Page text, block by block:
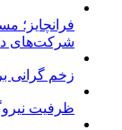
فرانچایز؛
شرکت‌های
زخم گرانی
ظرفیت